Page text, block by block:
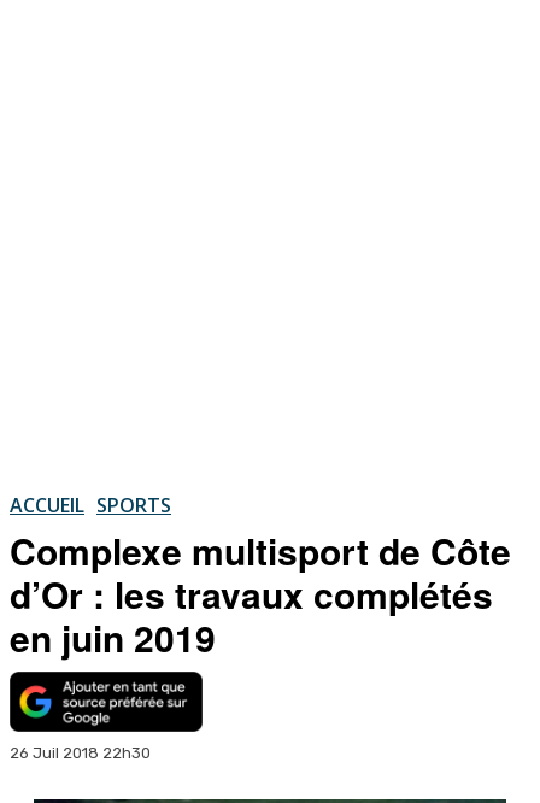
ACCUEIL SPORTS
Complexe multisport de Côte
d’Or : les travaux complétés
en juin 2019
26 Juil 2018 22h30